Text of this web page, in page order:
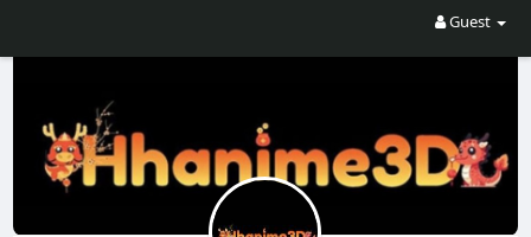
Guest